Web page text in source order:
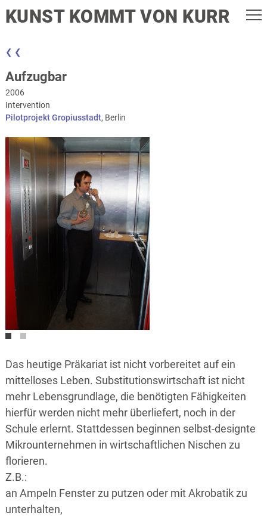
KUNST KOMMT VON KURR
❮ ❮
Aufzugbar
2006
Intervention
Pilotprojekt Gropiusstadt, Berlin
Das heutige Präkariat ist nicht vorbereitet auf ein
mittelloses Leben. Substitutionswirtschaft ist nicht
mehr Lebensgrundlage, die benötigten Fähigkeiten
hierfür werden nicht mehr überliefert, noch in der
Schule erlernt. Stattdessen beginnen selbst-designte
Mikrounternehmen in wirtschaftlichen Nischen zu
florieren.
Z.B.:
an Ampeln Fenster zu putzen oder mit Akrobatik zu
unterhalten,